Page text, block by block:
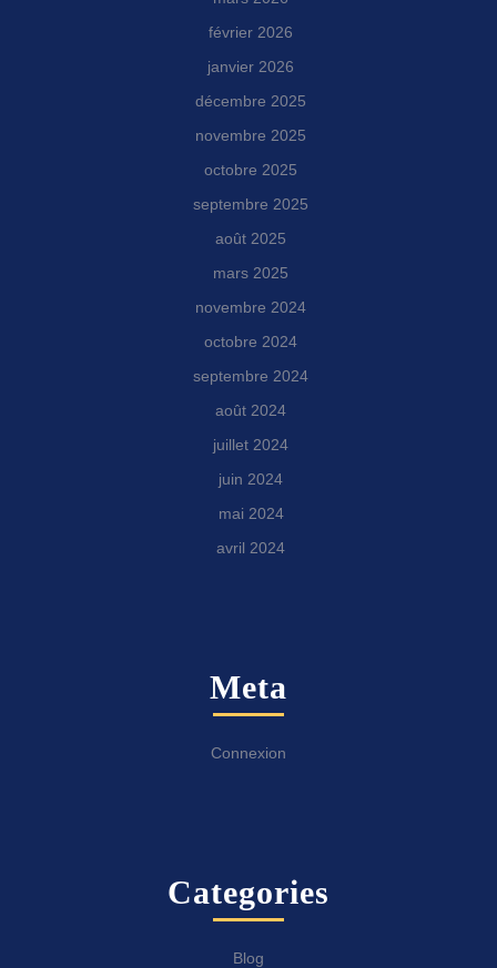
février 2026
janvier 2026
décembre 2025
novembre 2025
octobre 2025
septembre 2025
août 2025
mars 2025
novembre 2024
octobre 2024
septembre 2024
août 2024
juillet 2024
juin 2024
mai 2024
avril 2024
Meta
Connexion
Categories
Blog